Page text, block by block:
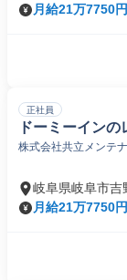
月給21万7750
正社員
ドーミーイン
株式会社共立メンテ
岐阜県岐阜市吉
月給21万7750